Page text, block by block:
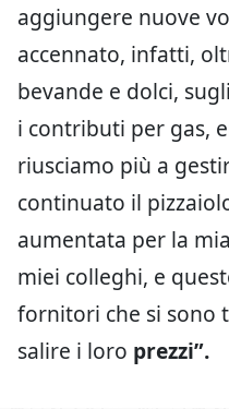
aggiungere nuove
accennato, infatti,
bevande e dolci,
i contributi per gas,
riusciamo più a
continuato il
aumentata per la
miei colleghi, e
fornitori che si sono
salire i loro prezzi”.